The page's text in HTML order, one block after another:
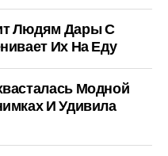
Людям Дары С
Их На Еду
Модной
И Удивила